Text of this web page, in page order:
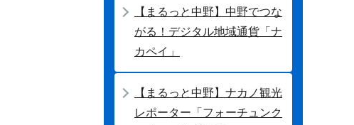
【まるっと中野】中野でつな
がる！デジタル地域通貨「ナ
カペイ」
【まるっと中野】ナカノ観光
レポーター「フォーチュンク